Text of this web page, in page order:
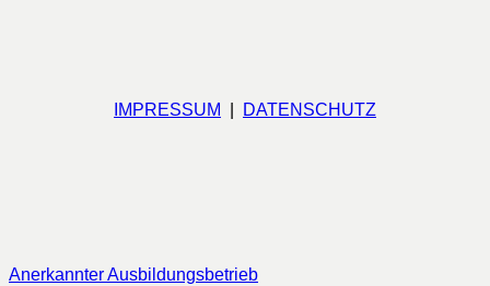
IMPRESSUM DATENSCHUTZ
Anerkannter Ausbildungsbetrieb